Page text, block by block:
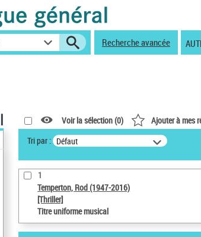
Recherche avancée
Voir la sélection (0) Ajouter à mes
Tri par : Défaut
1
Temperton, Rod (1947-2016)
[Thriller]
Titre uniforme musical